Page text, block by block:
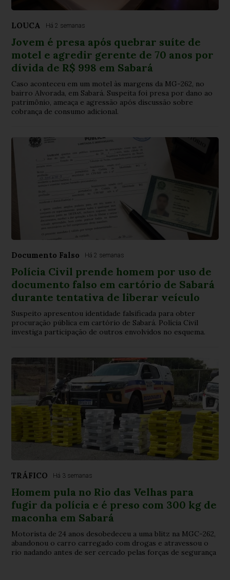
LOUCA Há 2 semanas
Jovem é presa após quebrar suíte de
motel e agredir gerente de 70 anos por
dívida de R$ 998 em Sabará
Caso aconteceu em um motel às margens da MG-262, no
bairro Alvorada, em Sabará. Suspeita foi presa por dano ao
patrimônio, ameaça e agressão após discussão sobre
cobrança de consumo adicional.
Documento Falso Há 2 semanas
Polícia Civil prende homem por uso de
documento falso em cartório de Sabará
durante tentativa de liberar veículo
Suspeito apresentou identidade falsificada para obter
procuração pública em cartório de Sabará. Polícia Civil
investiga participação de outros envolvidos no esquema.
TRÁFICO Há 3 semanas
Homem pula no Rio das Velhas para
fugir da polícia e é preso com 300 kg de
maconha em Sabará
Motorista de 24 anos desobedeceu a uma blitz na MGC-262,
abandonou o carro carregado com drogas e atravessou o
rio nadando antes de ser cercado pelas forças de segurança